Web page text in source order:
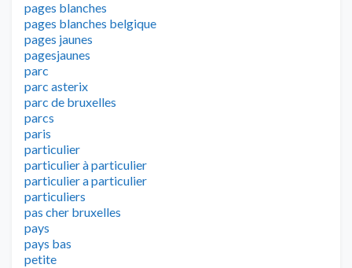
pages blanches
pages blanches belgique
pages jaunes
pagesjaunes
parc
parc asterix
parc de bruxelles
parcs
paris
particulier
particulier à particulier
particulier a particulier
particuliers
pas cher bruxelles
pays
pays bas
petite